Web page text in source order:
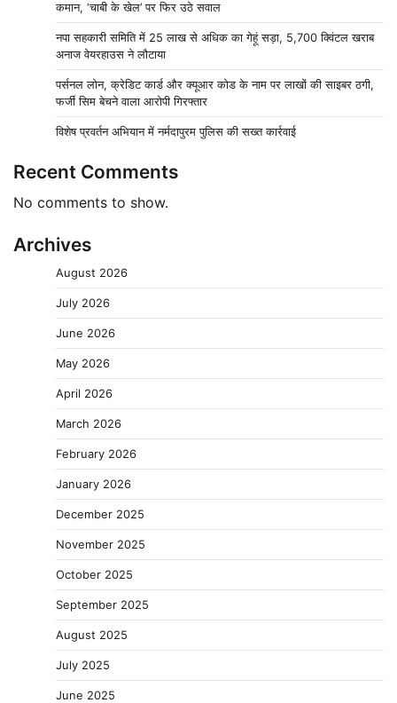
कमान, ‘चाबी के खेल’ पर फिर उठे सवाल
नपा सहकारी समिति में 25 लाख से अधिक का गेहूं सड़ा, 5,700 क्विंटल खराब
अनाज वेयरहाउस ने लौटाया
पर्सनल लोन, क्रेडिट कार्ड और क्यूआर कोड के नाम पर लाखों की साइबर ठगी,
फर्जी सिम बेचने वाला आरोपी गिरफ्तार
विशेष प्रवर्तन अभियान में नर्मदापुरम पुलिस की सख्त कार्रवाई
Recent Comments
No comments to show.
Archives
August 2026
July 2026
June 2026
May 2026
April 2026
March 2026
February 2026
January 2026
December 2025
November 2025
October 2025
September 2025
August 2025
July 2025
June 2025